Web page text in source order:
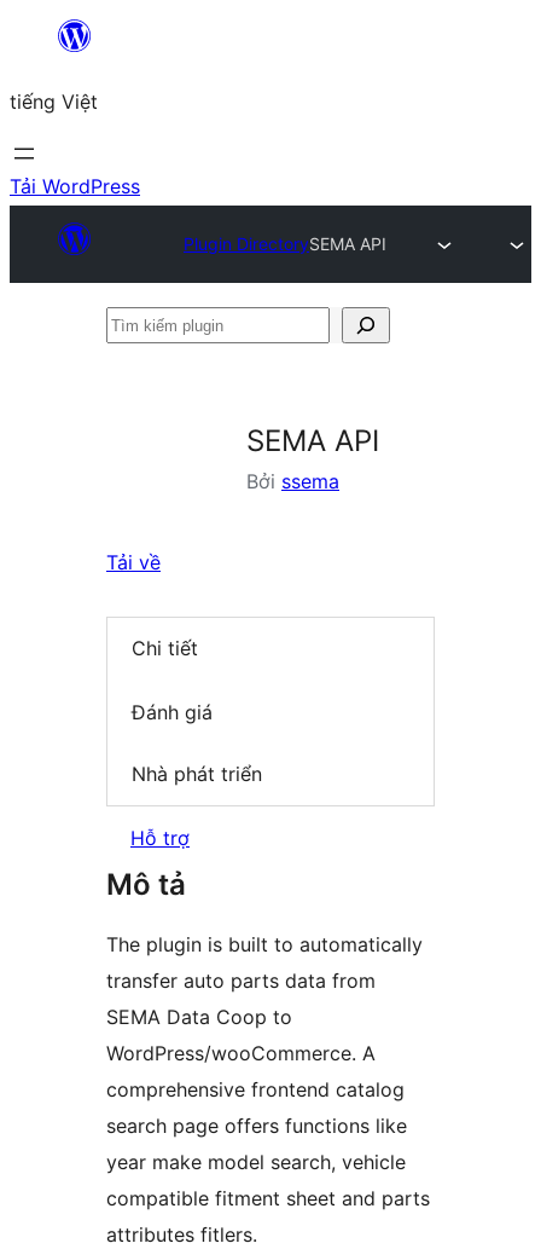
Chuyển
phần
nội
dung
tiếng Việt
Tải WordPress
Plugin DirectorySEMA API
Tìm
SEMA API
Bởi ssema
Tải về
Chi tiết
Đánh giá
Nhà phát triển
Hỗ trợ
Mô tả
The plugin is built to automatically
transfer auto parts data from
SEMA Data Coop to
WordPress/wooCommerce. A
comprehensive frontend catalog
search page offers functions like
year make model search, vehicle
compatible fitment sheet and parts
attributes fitlers.